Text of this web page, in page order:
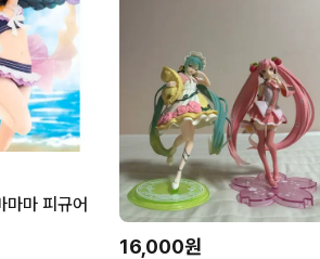
마마 피규어
16,000원